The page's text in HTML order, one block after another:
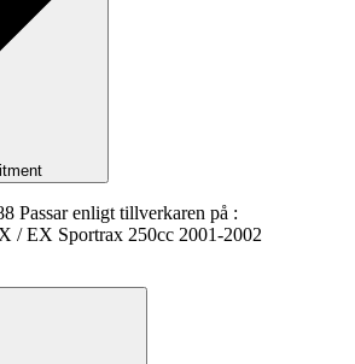
Passar enligt tillverkaren på :
/ EX Sportrax 250cc 2001-2002